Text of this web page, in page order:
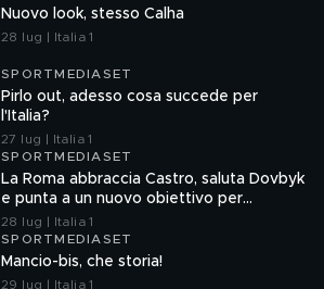
Nuovo look, stesso Calha
28 lug | Italia 1
SPORTMEDIASET
Pirlo out, adesso cosa succede per
l'Italia?
27 lug | Italia 1
SPORTMEDIASET
La Roma abbraccia Castro, saluta Dovbyk
e punta a un nuovo obiettivo per
l'attacco
28 lug | Italia 1
SPORTMEDIASET
Mancio-bis, che storia!
29 lug | Italia 1